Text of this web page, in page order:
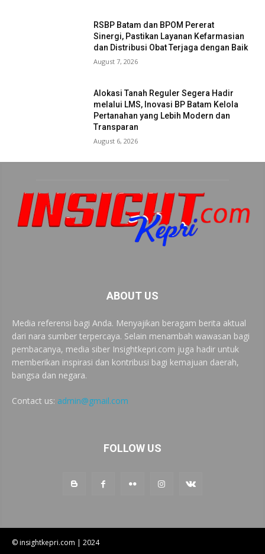
RSBP Batam dan BPOM Pererat
Sinergi, Pastikan Layanan Kefarmasian
dan Distribusi Obat Terjaga dengan Baik
August 7, 2026
Alokasi Tanah Reguler Segera Hadir
melalui LMS, Inovasi BP Batam Kelola
Pertanahan yang Lebih Modern dan
Transparan
August 6, 2026
ABOUT US
Media referensi bagi Anda. Menyajikan beragam berita aktual
dari nara sumber terpercaya. Selain menambah wawasan bagi
pembacanya, media siber Insightkepri.com juga hadir untuk
memberikan inspirasi dan kontribusi bagi kemajuan daerah,
bangsa dan negara.
Contact us: admin@gmail.com
FOLLOW US
© insightkepri.com | 2024